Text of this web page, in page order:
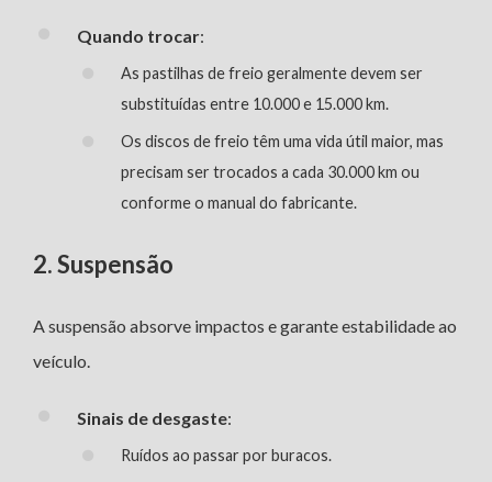
Quando trocar:
As pastilhas de freio geralmente devem ser
substituídas entre 10.000 e 15.000 km.
Os discos de freio têm uma vida útil maior, mas
precisam ser trocados a cada 30.000 km ou
conforme o manual do fabricante.
2. Suspensão
A suspensão absorve impactos e garante estabilidade ao
veículo.
Sinais de desgaste:
Ruídos ao passar por buracos.